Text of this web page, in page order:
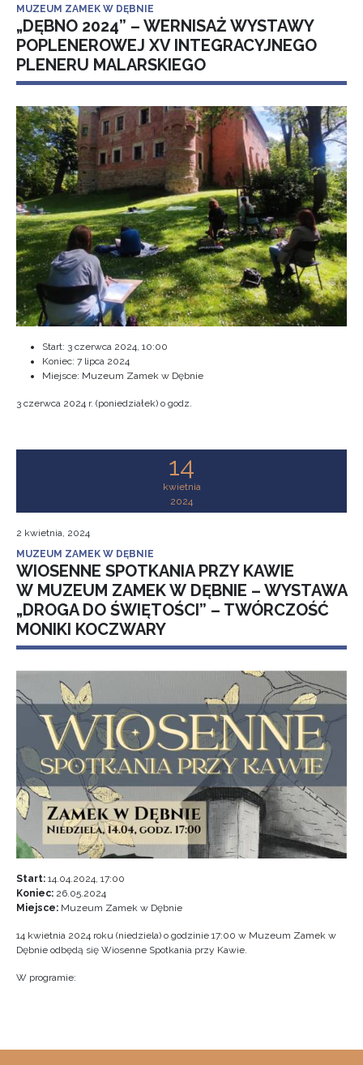
MUZEUM ZAMEK W DĘBNIE
„DĘBNO 2024” – WERNISAŻ WYSTAWY
POPLENEROWEJ XV INTEGRACYJNEGO
PLENERU MALARSKIEGO
Start: 3 czerwca 2024, 10:00
Koniec: 7 lipca 2024
Miejsce: Muzeum Zamek w Dębnie
3 czerwca 2024 r. (poniedziałek) o godz.
14
kwietnia
2024
2 kwietnia, 2024
MUZEUM ZAMEK W DĘBNIE
WIOSENNE SPOTKANIA PRZY KAWIE
W MUZEUM ZAMEK W DĘBNIE – WYSTAWA
„DROGA DO ŚWIĘTOŚCI” – TWÓRCZOŚĆ
MONIKI KOCZWARY
Start: 14.04.2024, 17:00
Koniec: 26.05.2024
Miejsce: Muzeum Zamek w Dębnie
14 kwietnia 2024 roku (niedziela) o godzinie 17:00 w Muzeum Zamek w
Dębnie odbędą się Wiosenne Spotkania przy Kawie.
W programie: